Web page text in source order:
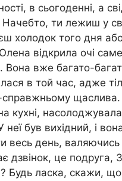
в сьогоденні, а
ти лежиш у
холодок того дня
відкрила очі
Вона вже багато-
в той час, адже
справжньому
кухні,
неї був вихідний, і
весь день, валяючись
дзвінок, це подруга,
Будь ласка, скажи,